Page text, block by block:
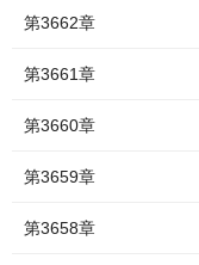
第3662章
第3661章
第3660章
第3659章
第3658章